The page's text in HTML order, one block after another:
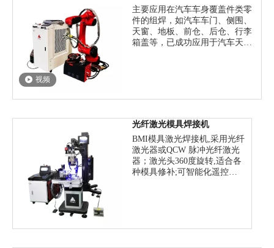
视频
主要应用在汽车车身覆盖件类零
件的组焊，如汽车车门、侧围、
天窗、地板、前仓、后仓、行李
箱盖等，已成功应用于汽车天
光纤激光模具焊接机
BMI模具激光焊接机,采用光纤
激光器或QCW 脉冲光纤激光
器；激光头360度旋转,适合各
种模具修补;可智能化遥控控
钢/铍铜/贵金属及极硬材料(～